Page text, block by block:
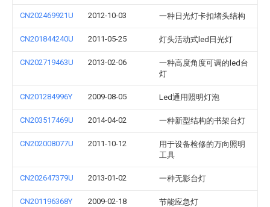
CN202469921U 2012-10-03 一种日光灯卡扣堵头结构
CN201844240U 2011-05-25 灯头活动式led日光灯
CN202719463U 2013-02-06
一种高度角度可调的led台
灯
CN201284996Y 2009-08-05 Led通用照明灯泡
CN203517469U 2014-04-02 一种新型结构的书架台灯
CN202008077U 2011-10-12
用于设备检修的万向照明
工具
CN202647379U 2013-01-02 一种无影台灯
CN201196368Y 2009-02-18 节能应急灯